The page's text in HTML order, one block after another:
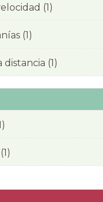
(1)
(1)
distancia (1)